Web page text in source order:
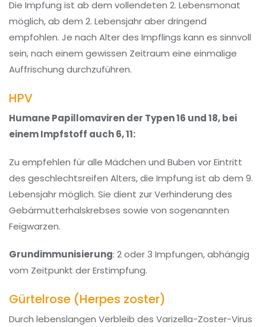
Die Impfung ist ab dem vollendeten 2. Lebensmonat
möglich, ab dem 2. Lebensjahr aber dringend
empfohlen. Je nach Alter des Impflings kann es sinnvoll
sein, nach einem gewissen Zeitraum eine einmalige
Auffrischung durchzuführen.
HPV
Humane Papillomaviren der Typen 16 und 18, bei
einem Impfstoff auch 6, 11:
Zu empfehlen für alle Mädchen und Buben vor Eintritt
des geschlechtsreifen Alters, die Impfung ist ab dem 9.
Lebensjahr möglich. Sie dient zur Verhinderung des
Gebärmutterhalskrebses sowie von sogenannten
Feigwarzen.
Grundimmunisierung: 2 oder 3 Impfungen, abhängig
vom Zeitpunkt der Erstimpfung.
Gürtelrose (Herpes zoster)
Durch lebenslangen Verbleib des Varizella-Zoster-Virus